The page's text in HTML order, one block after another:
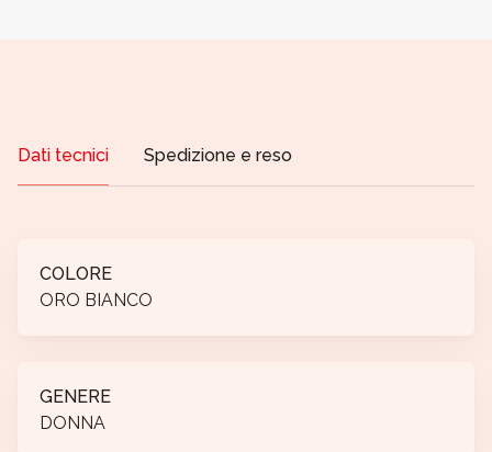
Dati tecnici Spedizione e reso
COLORE
ORO BIANCO
GENERE
DONNA